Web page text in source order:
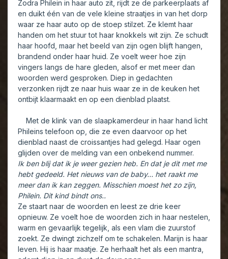
Zodra Philein in haar auto zit, rijdt ze de parkeerplaats af
en duikt één van de vele kleine straatjes in van het dorp
waar ze haar auto op de stoep stilzet. Ze klemt haar
handen om het stuur tot haar knokkels wit zijn. Ze schudt
haar hoofd, maar het beeld van zijn ogen blijft hangen,
brandend onder haar huid. Ze voelt weer hoe zijn
vingers langs de hare gleden, alsof er met meer dan
woorden werd gesproken. Diep in gedachten
verzonken rijdt ze naar huis waar ze in de keuken het
ontbijt klaarmaakt en op een dienblad plaatst.
Met de klink van de slaapkamerdeur in haar hand licht
Phileins telefoon op, die ze even daarvoor op het
dienblad naast de croissantjes had gelegd. Haar ogen
glijden over de melding van een onbekend nummer.
Ik ben blij dat ik je weer gezien heb. En dat je dit met me
hebt gedeeld. Het nieuws van de baby… het raakt me
meer dan ik kan zeggen. Misschien moest het zo zijn,
Philein. Dit kind bindt ons..
Ze staart naar de woorden en leest ze drie keer
opnieuw. Ze voelt hoe de woorden zich in haar nestelen,
warm en gevaarlijk tegelijk, als een vlam die zuurstof
zoekt. Ze dwingt zichzelf om te schakelen. Marijn is haar
leven. Hij is haar maatje. Ze herhaalt het als een mantra,